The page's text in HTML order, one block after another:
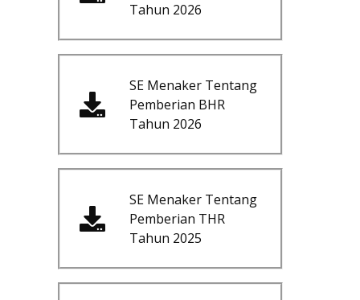
Tahun 2026
SE Menaker Tentang
Pemberian BHR
Tahun 2026
SE Menaker Tentang
Pemberian THR
Tahun 2025